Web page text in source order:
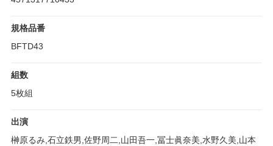
規格品番
BFTD43
組数
5枚組
出演
榊原るみ,石立鉄男,佐野周二,山田吾一,冨士眞奈美,水野久美,山本